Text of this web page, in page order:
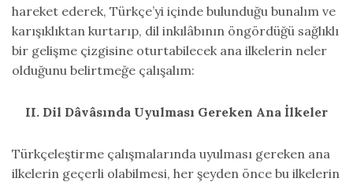
hareket ederek, Türkçe’yi içinde bulunduğu bunalım ve
karışıklıktan kurtarıp, dil inkılâbının öngördüğü sağlıklı
bir gelişme çizgisine oturtabilecek ana ilkelerin neler
olduğunu belirtmeğe çalışalım:
II. Dil Dâvâsında Uyulması Gereken Ana İlkeler
Türkçeleştirme çalışmalarında uyulması gereken ana
ilkelerin geçerli olabilmesi, her şeyden önce bu ilkelerin